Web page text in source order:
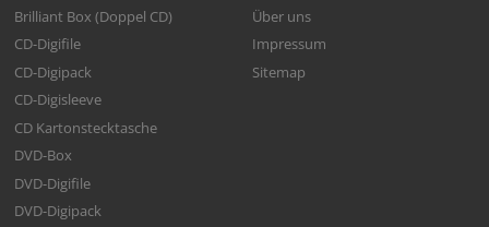
Brilliant Box (Doppel CD)
CD-Digifile
CD-Digipack
CD-Digisleeve
CD Kartonstecktasche
DVD-Box
DVD-Digifile
DVD-Digipack
Über uns
Impressum
Sitemap